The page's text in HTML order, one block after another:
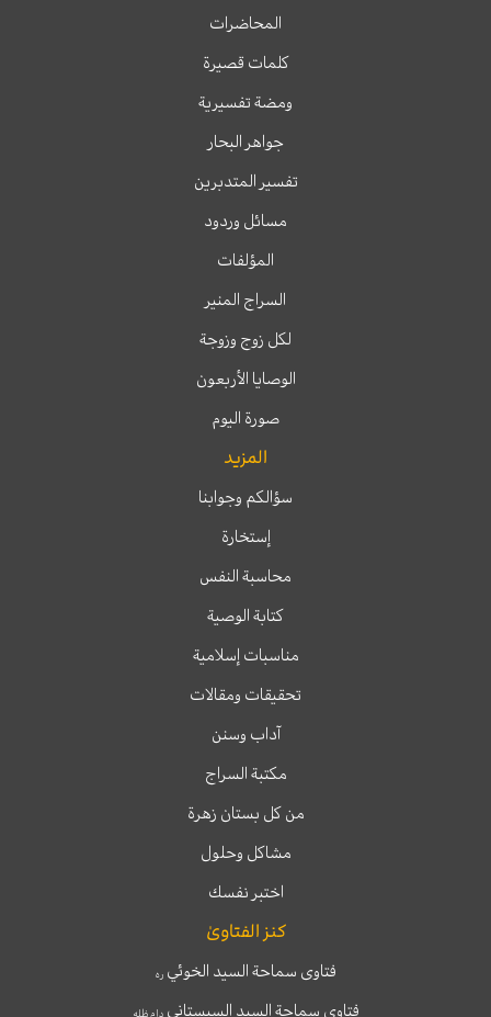
المحاضرات
كلمات قصيرة
ومضة تفسيرية
جواهر البحار
تفسير المتدبرين
مسائل وردود
المؤلفات
السراج المنير
لكل زوج وزوجة
الوصايا الأربعون
صورة اليوم
المزيد
سؤالكم وجوابنا
إستخارة
محاسبة النفس
كتابة الوصية
مناسبات إسلامية
تحقيقات ومقالات
آداب وسنن
مكتبة السراج
من كل بستان زهرة
مشاكل وحلول
اختبر نفسك
كنز الفتاوىٰ
فتاوى سماحة السيد الخوئيره
فتاوى سماحة السيد السيستانيدام ظله